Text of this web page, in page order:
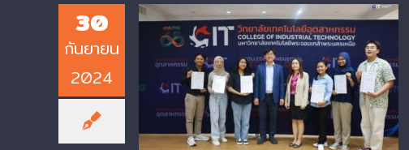
30
กันยายน
2024
KMUTNB CIT Dean Awards
Certificates to Exchange
Students from Universitas
Negeri Surabaya, Indonesia